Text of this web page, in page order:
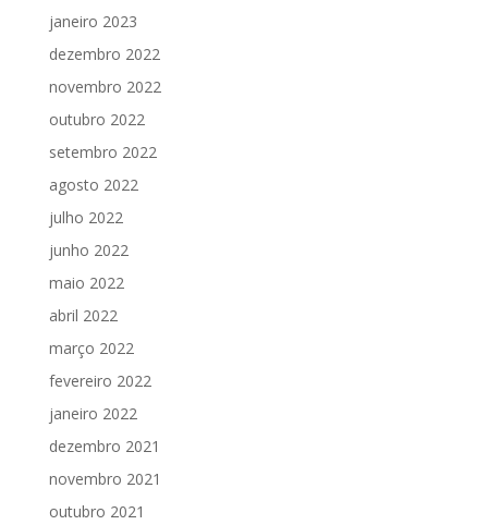
janeiro 2023
dezembro 2022
novembro 2022
outubro 2022
setembro 2022
agosto 2022
julho 2022
junho 2022
maio 2022
abril 2022
março 2022
fevereiro 2022
janeiro 2022
dezembro 2021
novembro 2021
outubro 2021